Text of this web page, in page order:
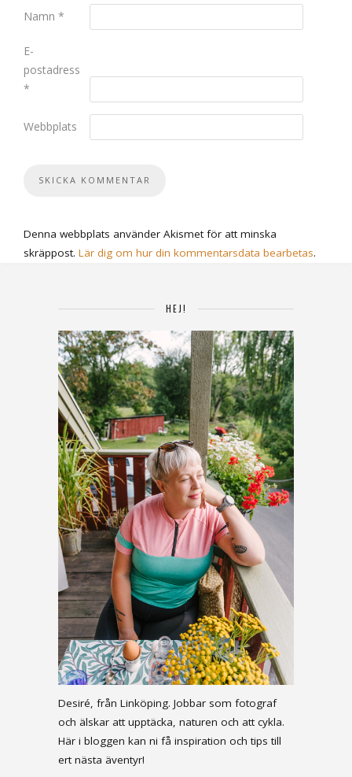
Namn *
E-
postadress
*
Webbplats
Denna webbplats använder Akismet för att minska
skräppost. Lär dig om hur din kommentarsdata bearbetas.
HEJ!
Desiré, från Linköping. Jobbar som fotograf
och älskar att upptäcka, naturen och att cykla.
Här i bloggen kan ni få inspiration och tips till
ert nästa äventyr!